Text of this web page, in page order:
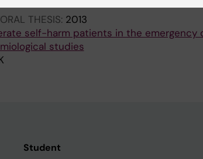
THESIS: 2013
self-harm patients in the emergency
studies
Student